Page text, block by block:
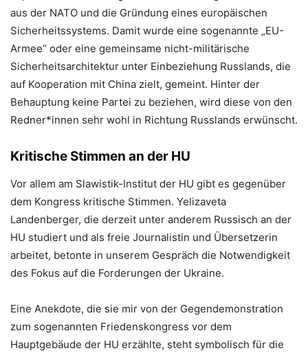
aus der NATO und die Gründung eines europäischen
Sicherheitssystems. Damit wurde eine sogenannte „EU-
Armee“ oder eine gemeinsame nicht-militärische
Sicherheitsarchitektur unter Einbeziehung Russlands, die
auf Kooperation mit China zielt, gemeint. Hinter der
Behauptung keine Partei zu beziehen, wird diese von den
Redner*innen sehr wohl in Richtung Russlands erwünscht.
Kritische Stimmen an der HU
Vor allem am Slawistik-Institut der HU gibt es gegenüber
dem Kongress kritische Stimmen. Yelizaveta
Landenberger, die derzeit unter anderem Russisch an der
HU studiert und als freie Journalistin und Übersetzerin
arbeitet, betonte in unserem Gespräch die Notwendigkeit
des Fokus auf die Forderungen der Ukraine.
Eine Anekdote, die sie mir von der Gegendemonstration
zum sogenannten Friedenskongress vor dem
Hauptgebäude der HU erzählte, steht symbolisch für die